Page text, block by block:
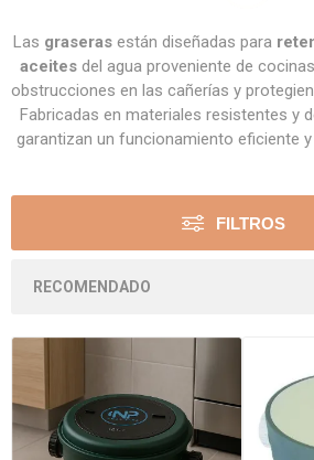
Las graserasestán diseñadas para
aceites del agua proveniente de
obstrucciones en las cañerías y
Fabricadas en materiales resistentes y
garantizan un funcionamiento eficiente
FILTROS